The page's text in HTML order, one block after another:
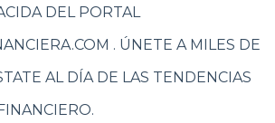
DEL PORTAL
. ÚNETE A MILES DE
AL DÍA DE LAS TENDENCIAS